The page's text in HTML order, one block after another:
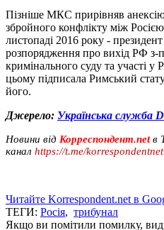
Пізніше МКС прирівняв
збройного конфлікту між
листопаді 2016 року -
розпорядження про вихід РФ з-
кримінального суду та участі у
цьому підписала Римський
його.
Джерело: Українська служба
Новини від Корреспондент.netв
канал https://t.me/korrespondentnet
Читайте Korrespondent.net в
ТЕГИ: Росія, трибунал
Якщо ви помітили помилку,